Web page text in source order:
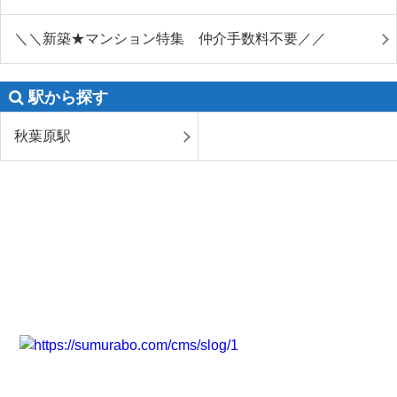
＼＼新築★マンション特集 仲介手数料不要／／
駅から探す
秋葉原駅